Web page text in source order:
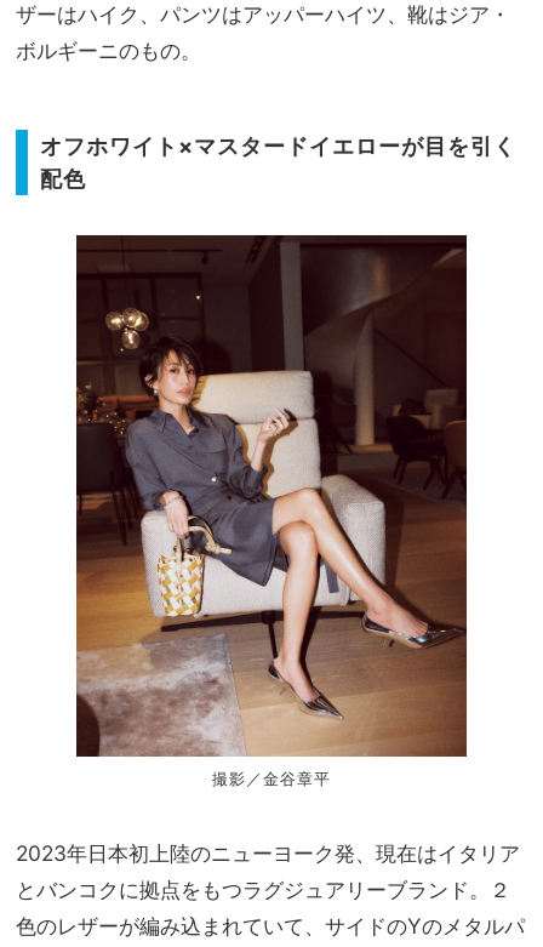
ザーはハイク、パンツはアッパーハイツ、靴はジア・
ボルギーニのもの。
オフホワイト×マスタードイエローが目を引く
配色
撮影／金谷章平
2023年日本初上陸のニューヨーク発、現在はイタリア
とバンコクに拠点をもつラグジュアリーブランド。２
色のレザーが編み込まれていて、サイドのYのメタルパ